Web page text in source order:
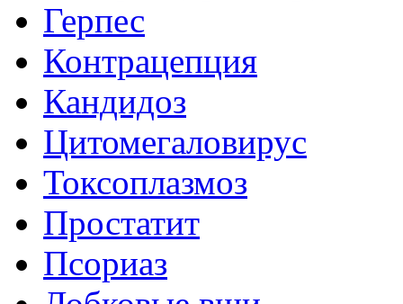
Герпес
Контрацепция
Кандидоз
Цитомегаловирус
Токсоплазмоз
Простатит
Псориаз